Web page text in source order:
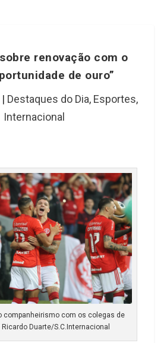
renovação com o
de ouro”
| Destaques do Dia, Esportes,
Internacional
companheirismo com os colegas de
Ricardo Duarte/S.C.Internacional